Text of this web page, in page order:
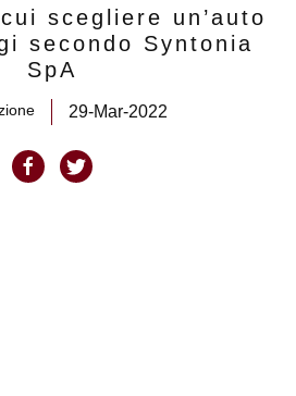
scegliere un’auto
secondo Syntonia
SpA
29-Mar-2022